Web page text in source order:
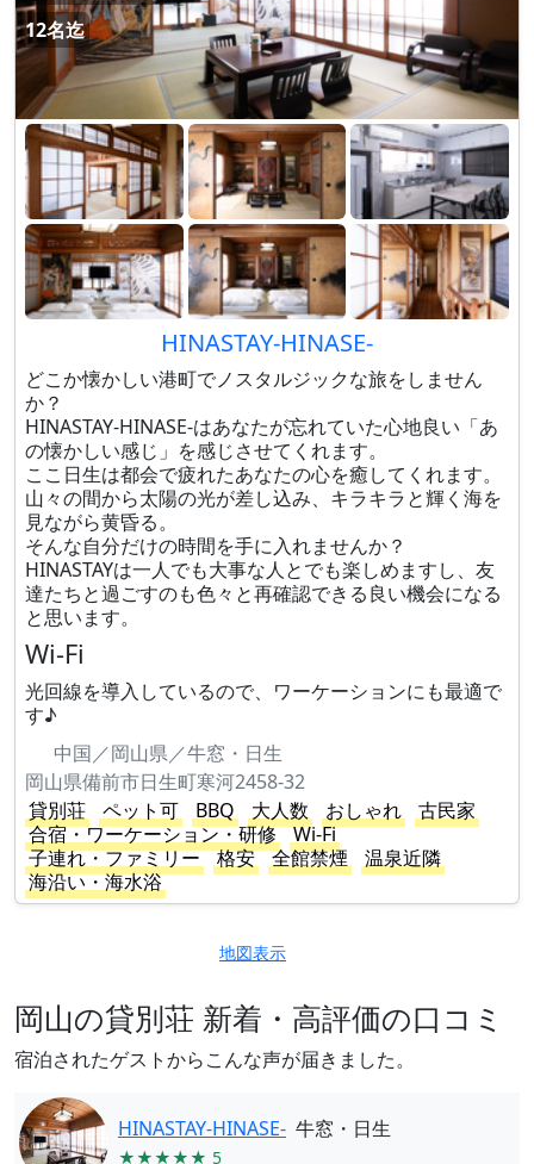
12名迄
HINASTAY-HINASE-
どこか懐かしい港町でノスタルジックな旅をしません
か？
HINASTAY-HINASE-はあなたが忘れていた心地良い「あ
の懐かしい感じ」を感じさせてくれます。
ここ日生は都会で疲れたあなたの心を癒してくれます。
山々の間から太陽の光が差し込み、キラキラと輝く海を
見ながら黄昏る。
そんな自分だけの時間を手に入れませんか？
HINASTAYは一人でも大事な人とでも楽しめますし、友
達たちと過ごすのも色々と再確認できる良い機会になる
と思います。
Wi-Fi
光回線を導入しているので、ワーケーションにも最適で
す♪
中国／岡山県／牛窓・日生
岡山県備前市日生町寒河2458-32
貸別荘
ペット可 BBQ 大人数 おしゃれ
古民家
合宿・ワーケーション・研修
Wi-Fi
子連れ・ファミリー
格安 全館禁煙
温泉近隣
海沿い・海水浴
地図表示
岡山の貸別荘 新着・高評価の口コミ
宿泊されたゲストからこんな声が届きました。
HINASTAY-HINASE- 牛窓・日生
★★★★★ 5